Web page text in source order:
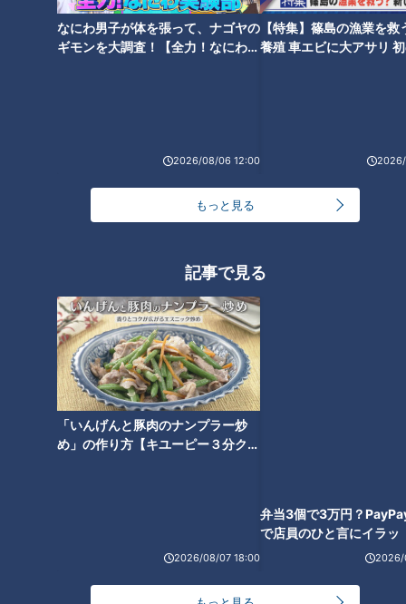
なにわ男子が体を張って、ナゴヤの
ギモンを大調査！【全力！なにわ実
2026/08/06 12:00
【特集】篠島の漁業を救
養殖 車エビに大アサリ
もっと見る
記事で見る
「いんげんと豚肉のナンプラー炒
め」の作り方【キユーピー３分クッ
2026/08/07 18:00
弁当3個で3万円？
2026/
ド『高虎ドッグ』をいただきま
す！【愛されフード】
ほぼ岐阜・大垣市だけ愛されフ
ード『サンコックのCなし』を